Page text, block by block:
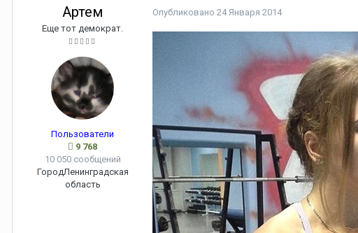
Артем
Еще тот демократ.
Пользователи
9 768
10 050 сообщений
ГородЛенинградская
область
Опубликовано 24 Января 2014